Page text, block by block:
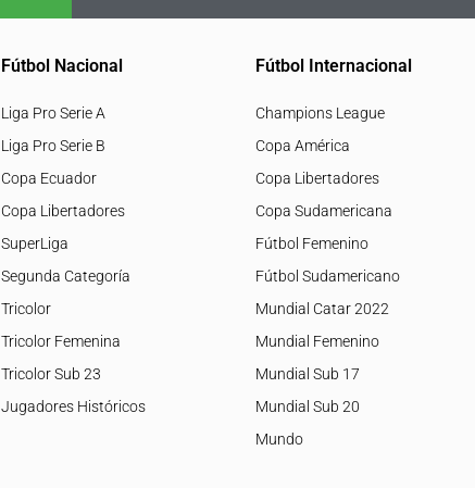
Fútbol Nacional
Liga Pro Serie A
Liga Pro Serie B
Copa Ecuador
Copa Libertadores
SuperLiga
Segunda Categoría
Tricolor
Tricolor Femenina
Tricolor Sub 23
Jugadores Históricos
Fútbol Internacional
Champions League
Copa América
Copa Libertadores
Copa Sudamericana
Fútbol Femenino
Fútbol Sudamericano
Mundial Catar 2022
Mundial Femenino
Mundial Sub 17
Mundial Sub 20
Mundo